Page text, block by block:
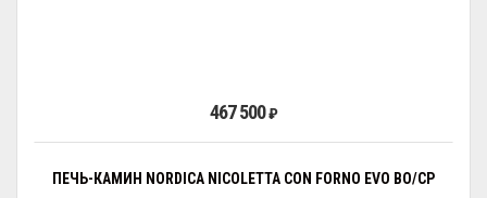
467 500₽
ПЕЧЬ-КАМИН NORDICA NICOLETTA CON FORNO EVO BO/CP